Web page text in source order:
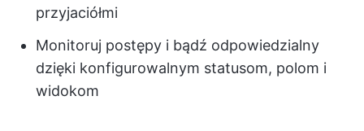
przyjaciółmi
Monitoruj postępy i bądź odpowiedzialny
dzięki konfigurowalnym statusom, polom i
widokom